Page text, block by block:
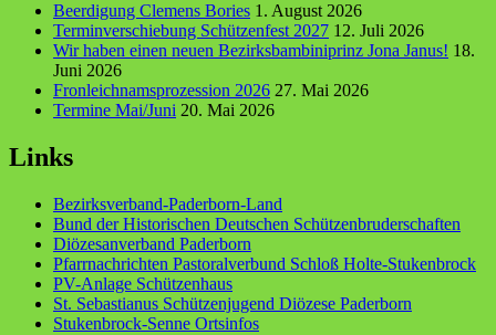
Beerdigung Clemens Bories 1. August 2026
Terminverschiebung Schützenfest 2027 12. Juli 2026
Wir haben einen neuen Bezirksbambiniprinz Jona Janus! 18.
Juni 2026
Fronleichnamsprozession 2026 27. Mai 2026
Termine Mai/Juni 20. Mai 2026
Links
Bezirksverband-Paderborn-Land
Bund der Historischen Deutschen Schützenbruderschaften
Diözesanverband Paderborn
Pfarrnachrichten Pastoralverbund Schloß Holte-Stukenbrock
PV-Anlage Schützenhaus
St. Sebastianus Schützenjugend Diözese Paderborn
Stukenbrock-Senne Ortsinfos